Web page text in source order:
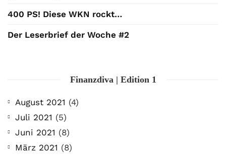
400 PS! Diese WKN rockt…
Der Leserbrief der Woche #2
Finanzdiva | Edition 1
August 2021 (4)
Juli 2021 (5)
Juni 2021 (8)
März 2021 (8)